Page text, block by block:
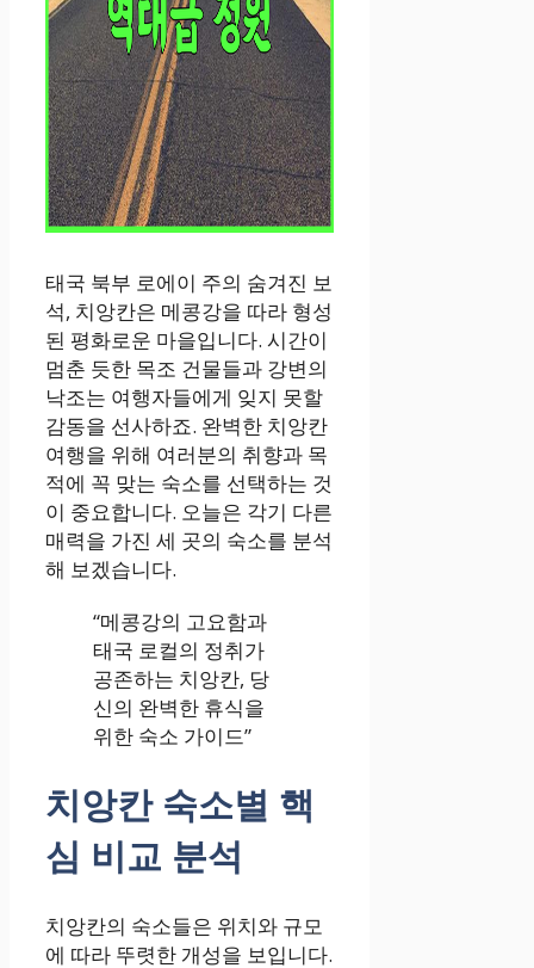
태국 북부 로에이 주의 숨겨진 보
석, 치앙칸은 메콩강을 따라 형성
된 평화로운 마을입니다. 시간이
멈춘 듯한 목조 건물들과 강변의
낙조는 여행자들에게 잊지 못할
감동을 선사하죠. 완벽한 치앙칸
여행을 위해 여러분의 취향과 목
적에 꼭 맞는 숙소를 선택하는 것
이 중요합니다. 오늘은 각기 다른
매력을 가진 세 곳의 숙소를 분석
해 보겠습니다.
“메콩강의 고요함과
태국 로컬의 정취가
공존하는 치앙칸, 당
신의 완벽한 휴식을
위한 숙소 가이드”
치앙칸 숙소별 핵
심 비교 분석
치앙칸의 숙소들은 위치와 규모
에 따라 뚜렷한 개성을 보입니다.